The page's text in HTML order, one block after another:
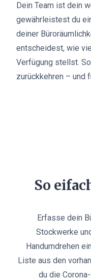
Dein Team ist dein
gewährleistest du
deiner
entscheidest, wie
Verfügung stellst.
zurückkehren – und
So
Erfasse dein
Stockwerke
Handumdrehen
Liste aus den
du die